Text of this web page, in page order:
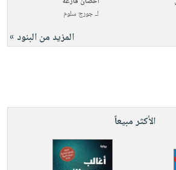
لـجورج سلوم
المزيد من البنود »
الأكثر مبيعاً